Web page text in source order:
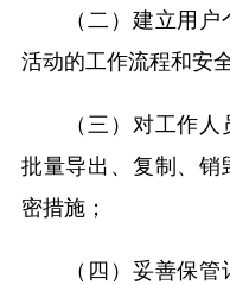
（二）建立用户
活动的工作流程和安
（三）对工作人
批量导出、复制、
密措施；
（四）妥善保管记